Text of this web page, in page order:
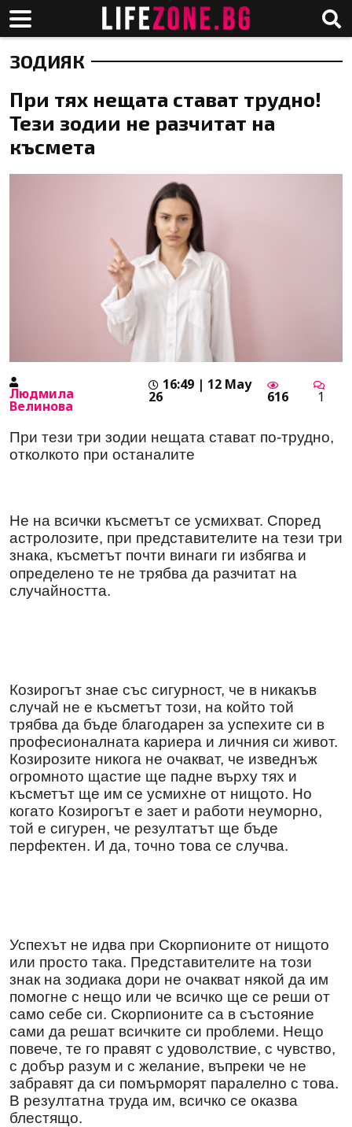
ЗОДИЯК
При тях нещата стават трудно!
Тези зодии не разчитат на
късмета
Людмила
Велинова
16:49 | 12 May
26 616 1
При тези три зодии нещата стават по-трудно,
отколкото при останалите
Не на всички късметът се усмихват. Според
астролозите, при представителите на тези три
знака, късметът почти винаги ги избягва и
определено те не трябва да разчитат на
случайността.
Козирогът знае със сигурност, че в никакъв
случай не е късметът този, на който той
трябва да бъде благодарен за успехите си в
професионалната кариера и личния си живот.
Козирозите никога не очакват, че изведнъж
огромното щастие ще падне върху тях и
късметът ще им се усмихне от нищото. Но
когато Козирогът е зает и работи неуморно,
той е сигурен, че резултатът ще бъде
перфектен. И да, точно това се случва.
Успехът не идва при Скорпионите от нищото
или просто така. Представителите на този
знак на зодиака дори не очакват някой да им
помогне с нещо или че всичко ще се реши от
само себе си. Скорпионите са в състояние
сами да решат всичките си проблеми. Нещо
повече, те го правят с удоволствие, с чувство,
с добър разум и с желание, въпреки че не
забравят да си помърморят паралелно с това.
В резултатна труда им, всичко се оказва
блестящо.